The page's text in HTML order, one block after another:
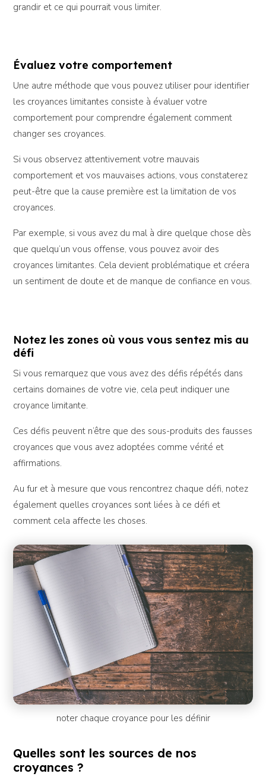
grandir et ce qui pourrait vous limiter.
Évaluez votre comportement
Une autre méthode que vous pouvez utiliser pour identifier
les croyances limitantes consiste à évaluer votre
comportement pour comprendre également comment
changer ses croyances.
Si vous observez attentivement votre mauvais
comportement et vos mauvaises actions, vous constaterez
peut-être que la cause première est la limitation de vos
croyances.
Par exemple, si vous avez du mal à dire quelque chose dès
que quelqu’un vous offense, vous pouvez avoir des
croyances limitantes. Cela devient problématique et créera
un sentiment de doute et de manque de confiance en vous.
Notez les zones où vous vous sentez mis au
défi
Si vous remarquez que vous avez des défis répétés dans
certains domaines de votre vie, cela peut indiquer une
croyance limitante.
Ces défis peuvent n’être que des sous-produits des fausses
croyances que vous avez adoptées comme vérité et
affirmations.
Au fur et à mesure que vous rencontrez chaque défi, notez
également quelles croyances sont liées à ce défi et
comment cela affecte les choses.
noter chaque croyance pour les définir
Quelles sont les sources de nos
croyances ?